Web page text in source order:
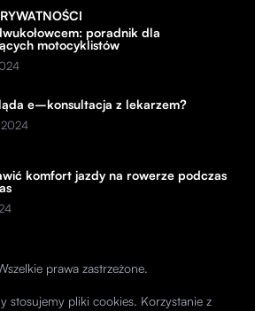
poradnik dla
motocyklistów
e–konsultacja z lekarzem?
2024
komfort jazdy na rowerze podczas
prawa zastrzeżone.
stosujemy pliki cookies. Korzystanie z